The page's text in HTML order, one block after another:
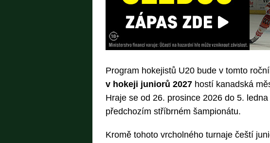
Program hokejistů U20 bude v tomto
v hokeji juniorů 2027 hostí kanadská
Hraje se od 26. prosince 2026 do 5.
předchozím stříbrném šampionátu.
Kromě tohoto vrcholného turnaje čeští